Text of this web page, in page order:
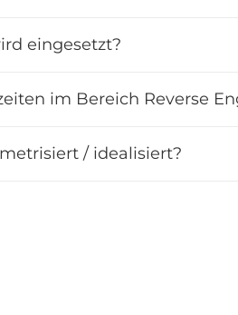
eingesetzt?
im Bereich Reverse
/ idealisiert?